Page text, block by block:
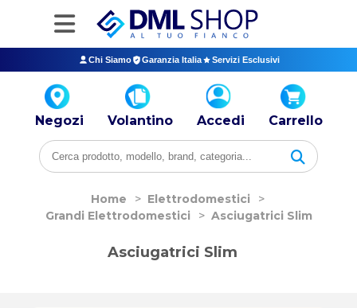
Chi Siamo Garanzia Italia Servizi Esclusivi
Negozi Volantino Accedi Carrello
Home > Elettrodomestici
>
Grandi Elettrodomestici
> Asciugatrici Slim
Asciugatrici Slim